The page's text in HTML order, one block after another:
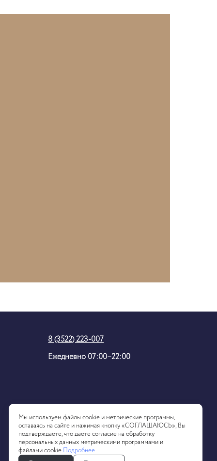
8 (3522) 223-007
Ежедневно 07:00–22:00
Мы используем файлы cookie и метрические программы,
оставаясь на сайте и нажимая кнопку «СОГЛАШАЮСЬ», Вы
подтверждаете, что даете согласие на обработку
персональных данных метрическими программами и
файлами cookie Подробнее